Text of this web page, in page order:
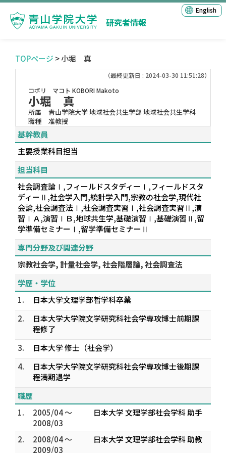
研究者情報
English
TOPページ > 小堀 真
（最終更新日 : 2024-03-30 11:51:28）
コボリ マコト KOBORI Makoto
小堀 真
所属
青山学院大学 地球社会共生学部 地球社会共生学科
職種
准教授
基幹教員
主要授業科目担当
担当科目
社会調査論Ⅰ,フィールドスタディーⅠ,フィールドスタ
ディーⅡ,社会学入門,統計学入門,宗教の社会学,現代社
会論,社会調査法Ⅰ,社会調査実習Ⅰ,社会調査実習Ⅱ,演
習ⅠＡ,演習ⅠＢ,地球共生学,基礎演習Ⅰ,基礎演習Ⅱ,留
学準備セミナーⅠ,留学準備セミナーⅡ
専門分野及び関連分野
宗教社会学, 計量社会学, 社会階層論, 社会調査法
学歴・学位
1.
日本大学文理学部哲学科卒業
2.
日本大学大学院文学研究科社会学専攻博士前期課
程修了
3.
日本大学 修士（社会学）
4.
日本大学大学院文学研究科社会学専攻博士後期課
程満期退学
職歴
1.
2005/04 ～
2008/03
日本大学 文理学部社会学科 助手
2.
2008/04 ～
2009/03
日本大学 文理学部社会学科 助教